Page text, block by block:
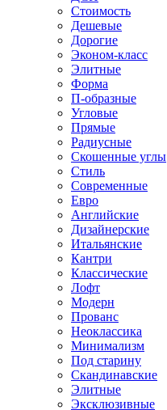
Стоимость
Дешевые
Дорогие
Эконом-класс
Элитные
Форма
П-образные
Угловые
Прямые
Радиусные
Скошенные углы
Стиль
Современные
Евро
Английские
Дизайнерские
Итальянские
Кантри
Классические
Лофт
Модерн
Прованс
Неоклассика
Минимализм
Под старину
Скандинавские
Элитные
Эксклюзивные